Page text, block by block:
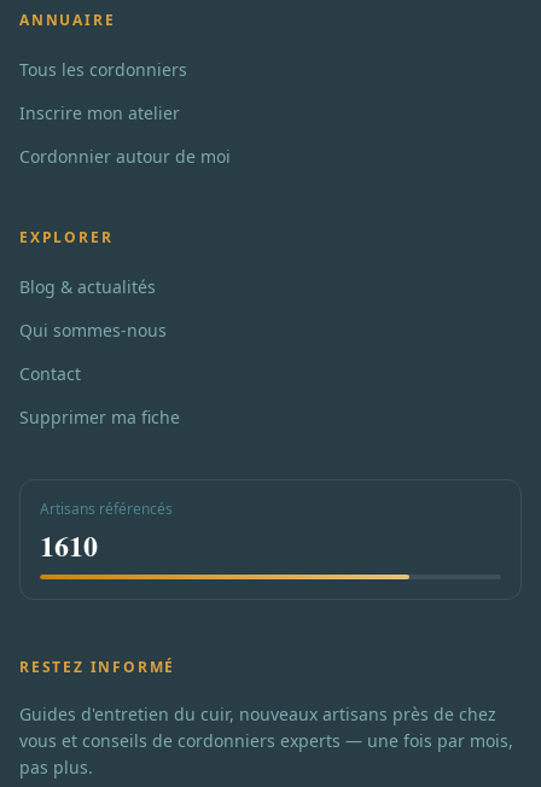
ANNUAIRE
Tous les cordonniers
Inscrire mon atelier
Cordonnier autour de moi
EXPLORER
Blog & actualités
Qui sommes-nous
Contact
Supprimer ma fiche
Artisans référencés
1610
RESTEZ INFORMÉ
Guides d'entretien du cuir, nouveaux artisans près de chez
vous et conseils de cordonniers experts — une fois par mois,
pas plus.